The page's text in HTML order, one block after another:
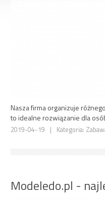
Nasza firma organizuje
to idealne rozwiązanie dla
2019-04-19 | Kategoria:
Modeledo.pl -